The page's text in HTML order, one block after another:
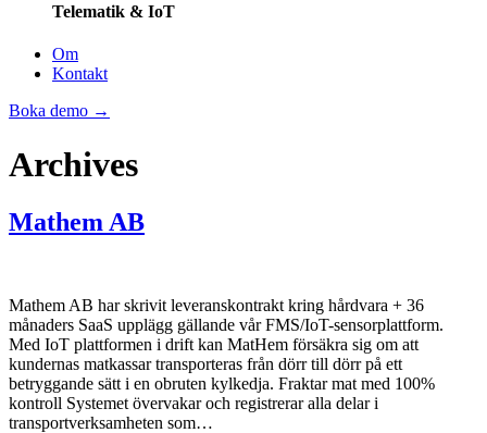
Telematik & IoT
Om
Kontakt
Boka demo →
Archives
Mathem AB
Mathem AB har skrivit leveranskontrakt kring hårdvara + 36
månaders SaaS upplägg gällande vår FMS/IoT-sensorplattform.
Med IoT plattformen i drift kan MatHem försäkra sig om att
kundernas matkassar transporteras från dörr till dörr på ett
betryggande sätt i en obruten kylkedja. Fraktar mat med 100%
kontroll Systemet övervakar och registrerar alla delar i
transportverksamheten som…